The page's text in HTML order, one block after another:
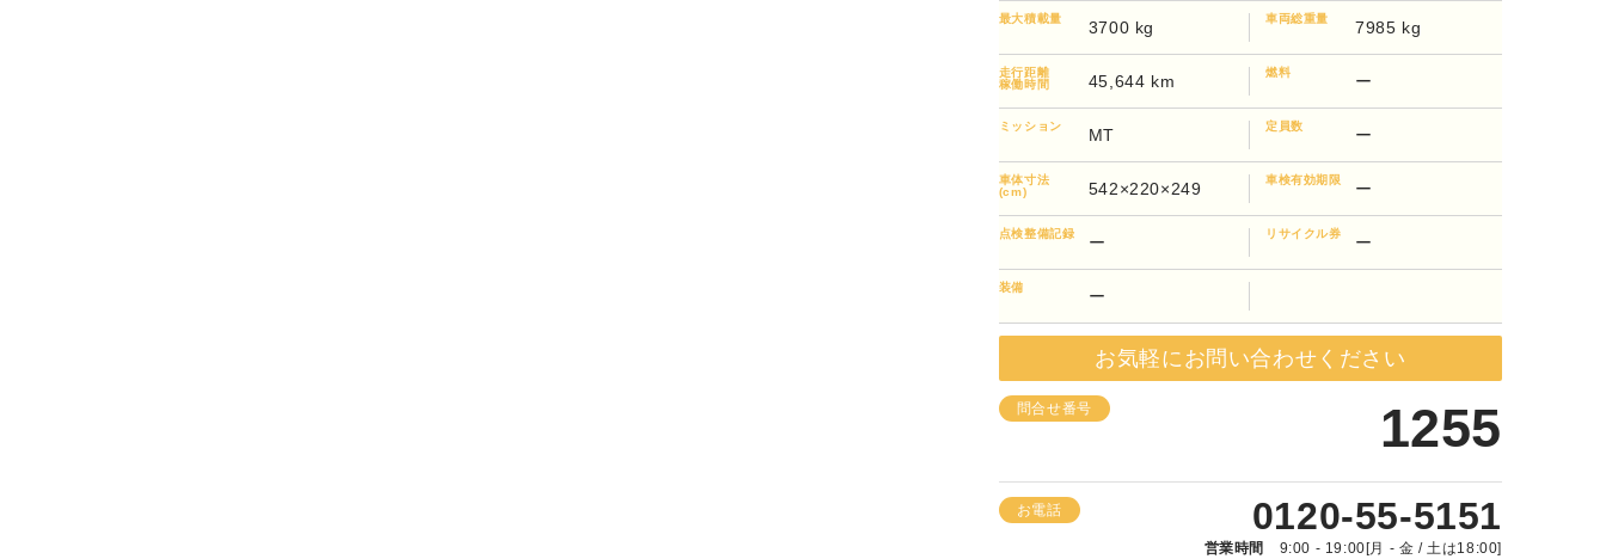
最大積載量 3700 kg 車両総重量 7985 kg
走行距離
稼働時間
45,644 km 燃料 ー
ミッション MT 定員数 ー
車体寸法
(cm)
542×220×249 車検有効期限 ー
点検整備記録 ー リサイクル券 ー
装備 ー
お気軽にお問い合わせください
問合せ番号 1255
お電話 0120-55-5151
営業時間 9:00 - 19:00[月 - 金 / 土は18:00]